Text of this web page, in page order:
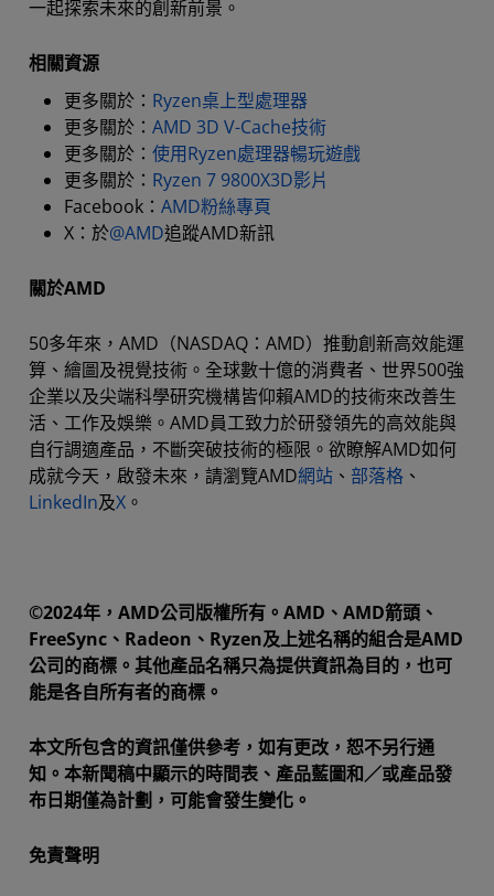
一起探索未來的創新前景。
相關資源
更多關於： Ryzen桌上型處理器
更多關於： AMD 3D V-Cache技術
更多關於： 使用Ryzen處理器暢玩遊戲
更多關於： Ryzen 7 9800X3D影片
Facebook： AMD粉絲專頁
X：於@AMD追蹤AMD新訊
關於AMD
50多年來，AMD（NASDAQ：AMD）推動創新高效能運
算、繪圖及視覺技術。全球數十億的消費者、世界500強
企業以及尖端科學研究機構皆仰賴AMD的技術來改善生
活、工作及娛樂。AMD員工致力於研發領先的高效能與
自行調適產品，不斷突破技術的極限。欲瞭解AMD如何
成就今天，啟發未來，請瀏覽AMD網站 、 部落格 、
LinkedIn及X 。
©2024年，AMD公司版權所有。AMD、AMD箭頭、
FreeSync、Radeon、Ryzen及上述名稱的組合是AMD
公司的商標。其他產品名稱只為提供資訊為目的，也可
能是各自所有者的商標。
本文所包含的資訊僅供參考，如有更改，恕不另行通
知。本新聞稿中顯示的時間表、產品藍圖和／或產品發
布日期僅為計劃，可能會發生變化。
免責聲明